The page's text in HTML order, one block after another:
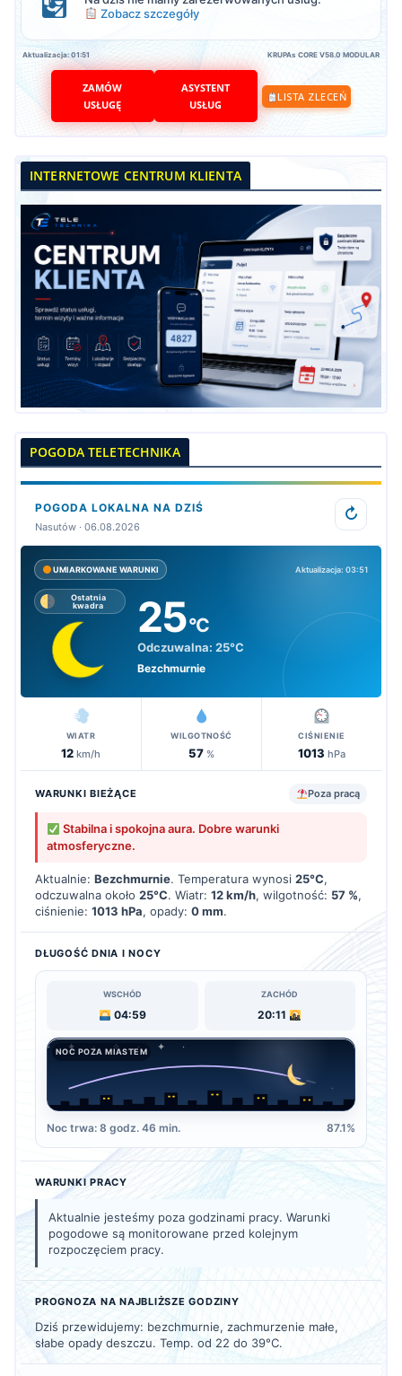
Zobacz szczegóły
Aktualizacja: 01:51 KRUPAs CORE V58.0 MODULAR
ZAMÓW
USŁUGĘ
ASYSTENT
USŁUG
LISTA ZLECEŃ
INTERNETOWE CENTRUM KLIENTA
POGODA TELETECHNIKA
POGODA LOKALNA NA DZIŚ
Nasutów · 06.08.2026
↻
UMIARKOWANE WARUNKI Aktualizacja: 03:51
Ostatnia
kwadra
25°C
Odczuwalna: 25°C
Bezchmurnie
WIATR
12 km/h
WILGOTNOŚĆ
57 %
CIŚNIENIE
1013 hPa
WARUNKI BIEŻĄCE Poza pracą
Stabilna i spokojna aura. Dobre warunki
atmosferyczne.
Aktualnie: Bezchmurnie. Temperatura wynosi 25°C,
odczuwalna około 25°C. Wiatr: 12 km/h, wilgotność: 57 %,
ciśnienie: 1013 hPa, opady: 0 mm.
DŁUGOŚĆ DNIA I NOCY
WSCHÓD
04:59
ZACHÓD
20:11
NOC POZA MIASTEM
Noc trwa: 8 godz. 46 min. 87.1%
WARUNKI PRACY
Aktualnie jesteśmy poza godzinami pracy. Warunki
pogodowe są monitorowane przed kolejnym
rozpoczęciem pracy.
PROGNOZA NA NAJBLIŻSZE GODZINY
Dziś przewidujemy: bezchmurnie, zachmurzenie małe,
słabe opady deszczu. Temp. od 22 do 39°C.